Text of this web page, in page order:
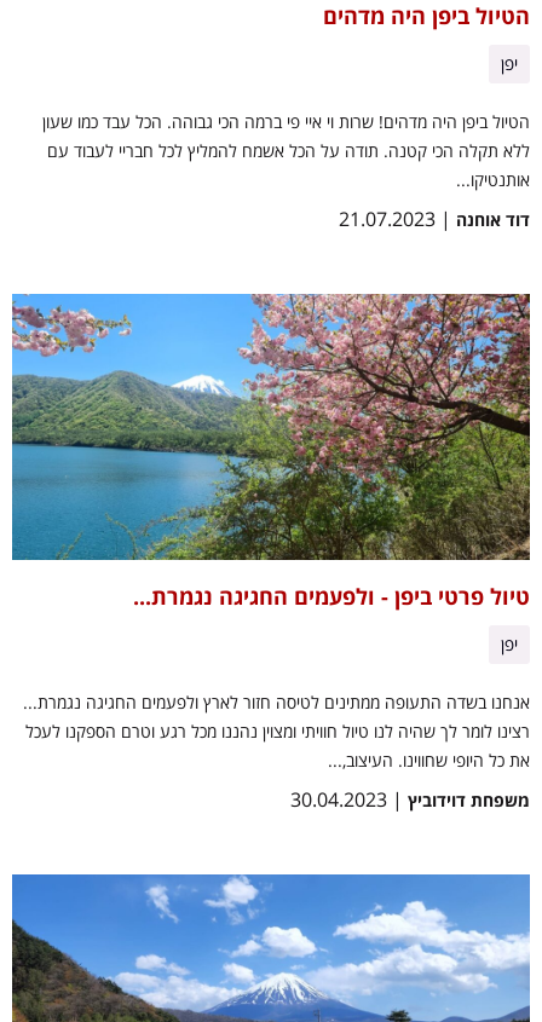
הטיול ביפן היה מדהים
יפן
הטיול ביפן היה מדהים! שרות וי איי פי ברמה הכי גבוהה. הכל עבד כמו שעון
ללא תקלה הכי קטנה. תודה על הכל אשמח להמליץ לכל חבריי לעבוד עם
אותנטיקו...
דוד אוחנה | 21.07.2023
טיול פרטי ביפן - ולפעמים החגיגה נגמרת...
יפן
אנחנו בשדה התעופה ממתינים לטיסה חזור לארץ ולפעמים החגיגה נגמרת...
רצינו לומר לך שהיה לנו טיול חוויתי ומצוין נהננו מכל רגע וטרם הספקנו לעכל
את כל היופי שחווינו. העיצוב,...
משפחת דוידוביץ | 30.04.2023